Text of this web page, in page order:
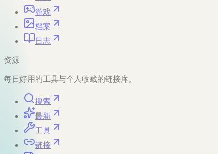
游戏
档案
日志
资源
每日好用的工具与个人收藏的链接库。
搜索
最新
工具
链接